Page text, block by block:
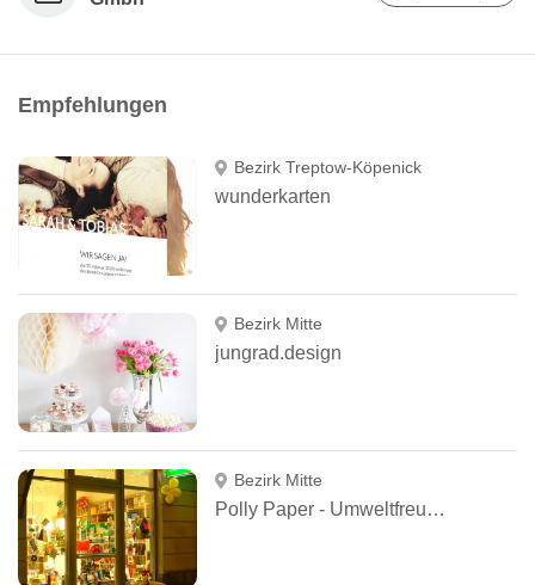
Empfehlungen
Bezirk Treptow-Köpenick
wunderkarten
Bezirk Mitte
jungrad.design
Bezirk Mitte
Polly Paper - Umweltfreundliche Schreibwaren